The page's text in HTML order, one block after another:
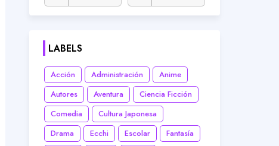
LABELS
Acción Administración
Anime
Autores
Aventura
Ciencia Ficción
Comedia
Cultura Japonesa
Drama
Ecchi Escolar
Fantasía